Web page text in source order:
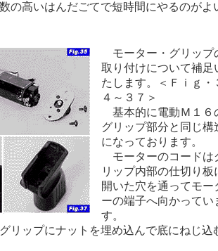
の高いはんだごてで短時間にやるのがよ
モーター・グリップ
取り付けについて補足
たします。＜Ｆｉｇ・
４～３７＞
基本的に電動Ｍ１６
グリップ部分と同じ構
になっております。
モーターのコードは
リップ内部の仕切り板
開いた穴を通ってモー
ーの端子へ向かってい
す。
リップにナットを埋め込んで底にねじ込